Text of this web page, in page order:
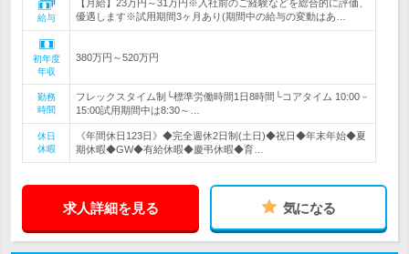
給与
【月給】23万円～31万円※入社前のご経験などを総合的に評価、
優遇します※試用期間3ヶ月あり(期間中の給与の変動はあ…
初年度
年収
380万円～520万円
勤務
時間
フレックスタイム制└標準労働時間1日8時間└コアタイム 10:00－
15:00試用期間中は8:30～…
休日
休暇
《年間休日123日》◆完全週休2日制(土日)◆祝日◆年末年始◆夏
期休暇◆GW◆有給休暇◆慶弔休暇◆育…
求人詳細を見る 気になる